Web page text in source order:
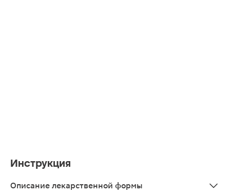
Инструкция
Описание лекарственной формы